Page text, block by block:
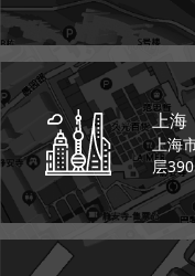
上海
上海
层